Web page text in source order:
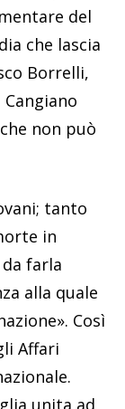
del
che lascia
Borrelli,
non può
tanto
in
farla
alla quale
Così
Affari
unita ad